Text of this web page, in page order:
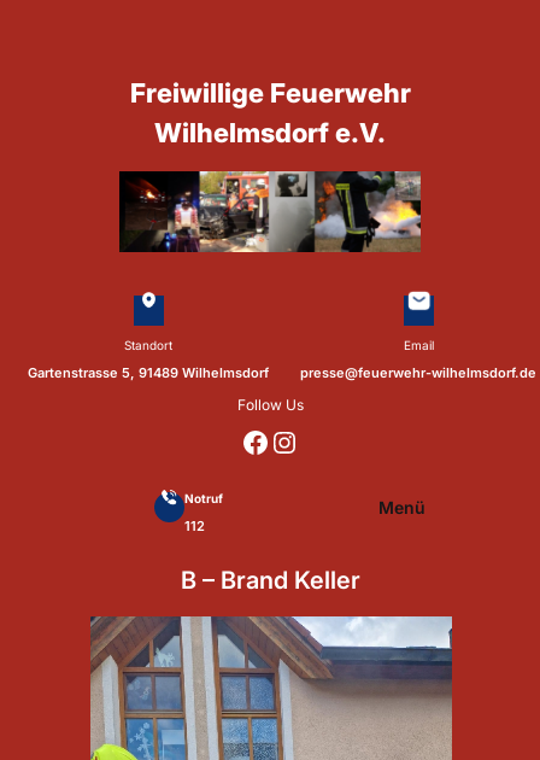
Standort
Gartenstrasse 5, 91489 Wilhelmsdorf
Freiwillige Feuerwehr
Wilhelmsdorf e.V.
Email
presse@feuerwehr-wilhelmsdorf.de
Follow Us
https://www.facebook.com/p/Feuerwehr-Wilhelmsdorf-Mfr-100041655560073/?locale=de_DE https://www.instagram.com/feuerwehr_wilhelmsdorf_mfr/
Notruf
112
Menü
B – Brand Keller